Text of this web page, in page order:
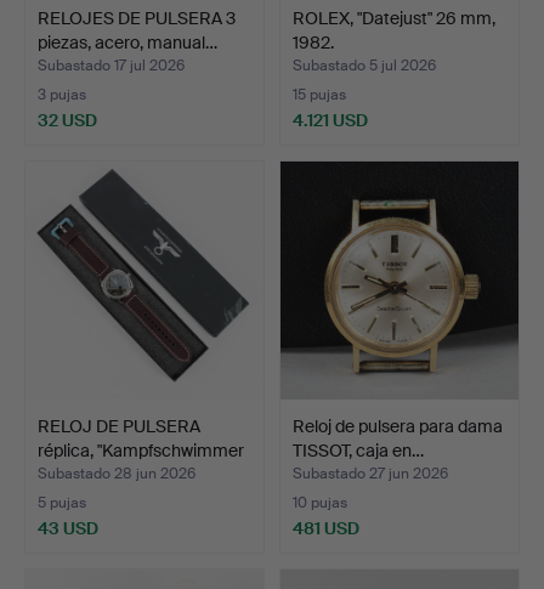
RELOJES DE PULSERA 3
piezas, acero, manual…
Subastado 17 jul 2026
3 pujas
32 USD
ROLEX, "Datejust" 26 mm,
1982.
Subastado 5 jul 2026
15 pujas
4.121 USD
RELOJ DE PULSERA
réplica, "Kampfschwimmer
…
Subastado 28 jun 2026
5 pujas
43 USD
Reloj de pulsera para dama
TISSOT, caja en…
Subastado 27 jun 2026
10 pujas
481 USD